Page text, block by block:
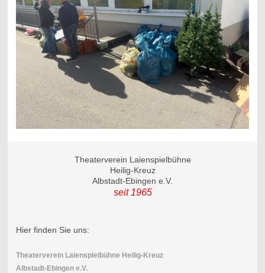
Theaterverein Laienspielbühne
Heilig-Kreuz
Albstadt-Ebingen e.V.
seit 1965
Hier finden Sie uns:
Theaterverein Laienspielbühne Heilig-Kreuz
Albstadt-Ebingen e.V.